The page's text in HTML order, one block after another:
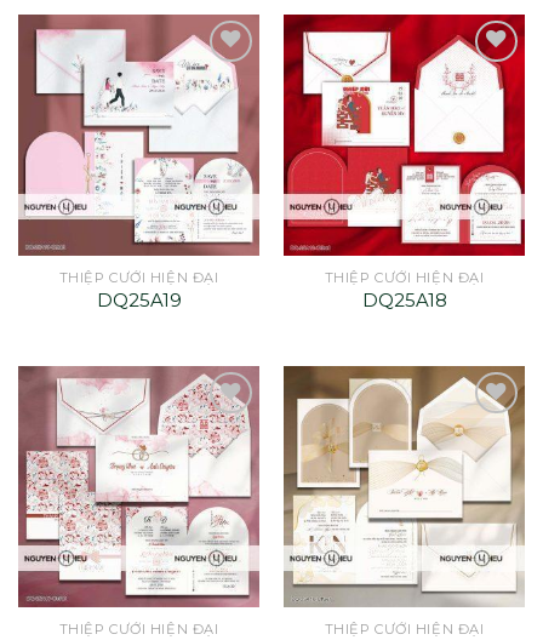
THIỆP CƯỚI HIỆN ĐẠI
DQ25A19
THIỆP CƯỚI HIỆN ĐẠI
DQ25A18
THIỆP CƯỚI HIỆN ĐẠI THIỆP CƯỚI HIỆN ĐẠI